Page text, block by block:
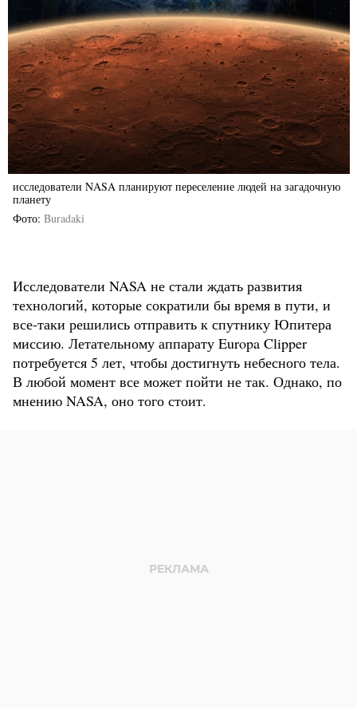
исследователи NASA планируют переселение людей на загадочную
планету
Фото Buradaki
Исследователи NASA не стали ждать развития
технологий, которые сократили бы время в пути, и
все-таки решились отправить к спутнику Юпитера
миссию. Летательному аппарату Europa Clipper
потребуется 5 лет, чтобы достигнуть небесного тела.
В любой момент все может пойти не так. Однако, по
мнению NASA, оно того стоит.